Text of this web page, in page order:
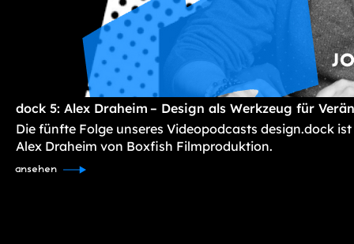
dock 5: Alex Draheim – Design als Werkzeug für
Die fünfte Folge unseres Videopodcasts design.dock
Alex Draheim von Boxfish Filmproduktion.
ansehen